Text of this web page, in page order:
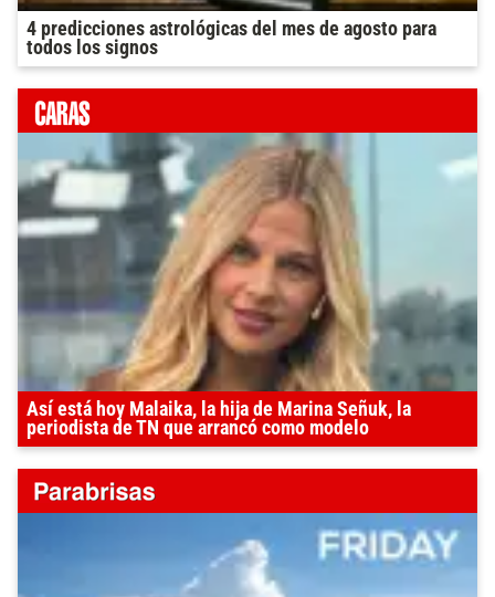
4 predicciones astrológicas del mes de agosto para
todos los signos
Así está hoy Malaika, la hija de Marina Señuk, la
periodista de TN que arrancó como modelo